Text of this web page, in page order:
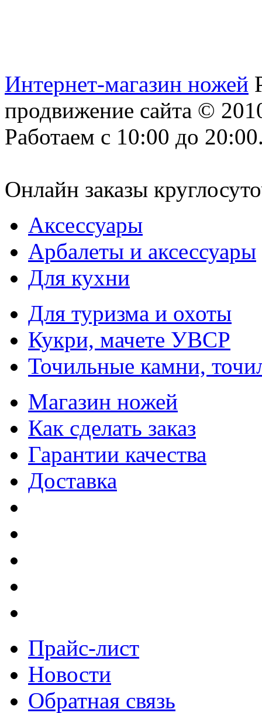
Интернет-магазин ножей
продвижение сайта ©
Работаем с 10:00 до
Онлайн заказы
Аксессуары
Арбалеты и аксессуары
Для кухни
Для туризма и охоты
Кукри, мачете УВСР
Точильные камни,
Магазин ножей
Как сделать заказ
Гарантии качества
Доставка
Прайс-лист
Новости
Обратная связь